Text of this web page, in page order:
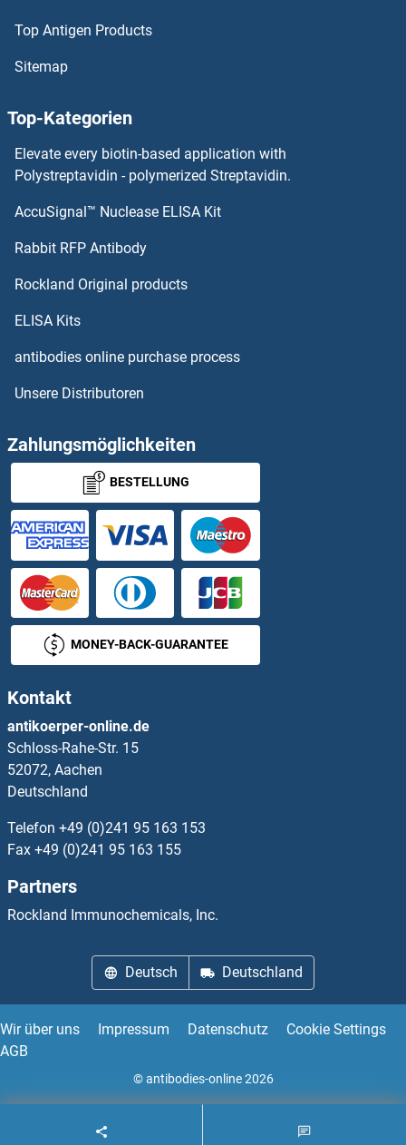
Top Antigen Products
Sitemap
Top-Kategorien
Elevate every biotin-based application with
Polystreptavidin - polymerized Streptavidin.
AccuSignal™ Nuclease ELISA Kit
Rabbit RFP Antibody
Rockland Original products
ELISA Kits
antibodies online purchase process
Unsere Distributoren
Zahlungsmöglichkeiten
BESTELLUNG
MONEY-BACK-GUARANTEE
Kontakt
antikoerper-online.de
Schloss-Rahe-Str. 15
52072, Aachen
Deutschland
Telefon +49 (0)241 95 163 153
Fax +49 (0)241 95 163 155
Partners
Rockland Immunochemicals, Inc.
Deutsch Deutschland
Wir über uns Impressum Datenschutz
Cookie Settings
AGB
© antibodies-online 2026